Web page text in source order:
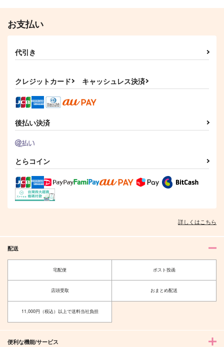
m-work
660円（税込）
冨岡義勇
サンプル
作品詳細
を
アンビエント
1,257
サンプル
お支払い
代引き
クレジットカード キャッシュレス決済
後払い決済
とらコイン
詳しくはこちら
配送
宅配便 ポスト投函
店頭受取 おまとめ配送
11,000円（税込）以上で送料当社負担
便利な機能/サービス